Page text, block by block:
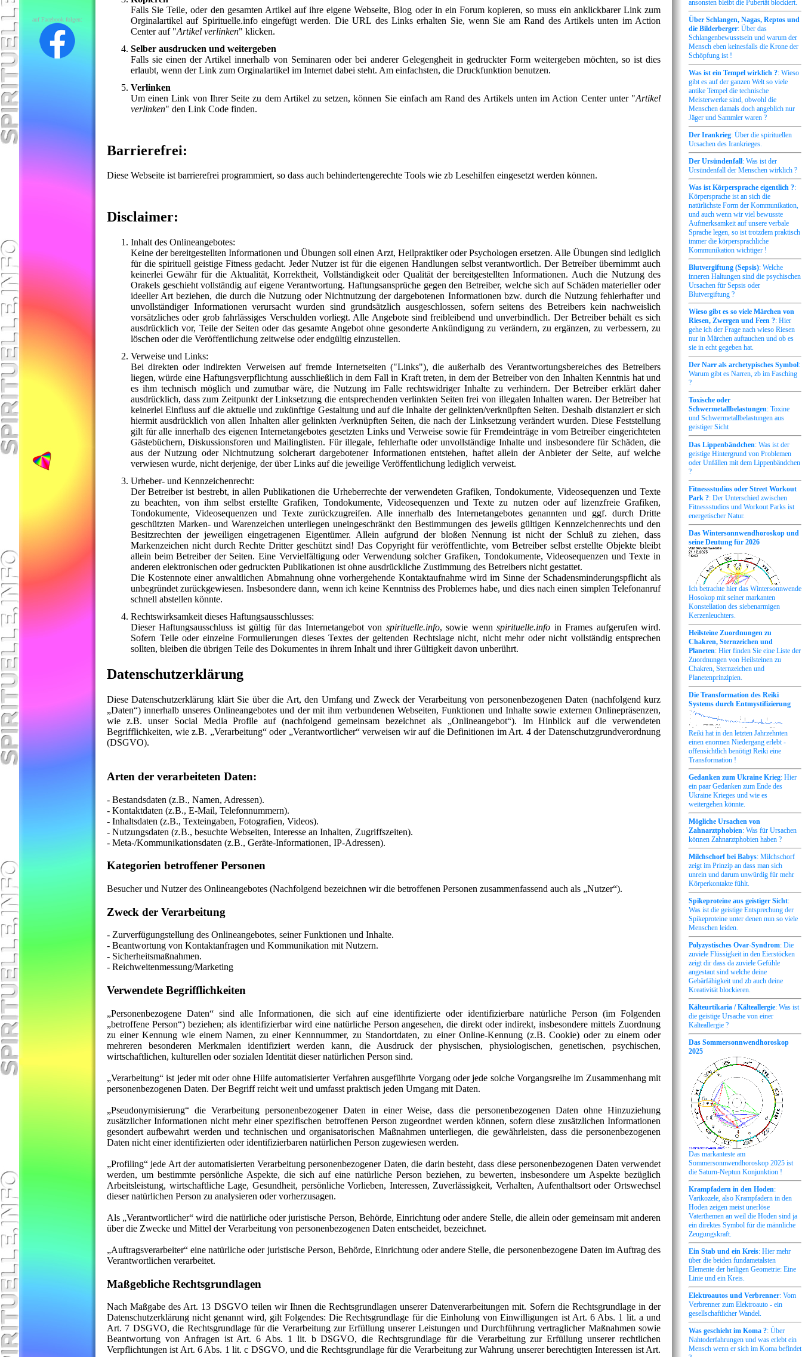
auf Facebook folgen:
Falls Sie Teile, oder den gesamten Artikel auf ihre eigene Webseite, Blog oder in ein Forum kopieren, so muss ein anklickbarer Link zum
Orginalartikel auf Spirituelle.info eingefügt werden. Die URL des Links erhalten Sie, wenn Sie am Rand des Artikels unten im Action
Center auf "Artikel verlinken" klicken.
Selber ausdrucken und weitergeben
Falls sie einen der Artikel innerhalb von Seminaren oder bei anderer Gelegengheit in gedruckter Form weitergeben möchten, so ist dies
erlaubt, wenn der Link zum Orginalartikel im Internet dabei steht. Am einfachsten, die Druckfunktion benutzen.
Verlinken
Um einen Link von Ihrer Seite zu dem Artikel zu setzen, können Sie einfach am Rand des Artikels unten im Action Center unter "Artikel
verlinken" den Link Code finden.
Barrierefrei:
Diese Webseite ist barrierefrei programmiert, so dass auch behindertengerechte Tools wie zb Lesehilfen eingesetzt werden können.
Disclaimer:
Inhalt des Onlineangebotes:
Keine der bereitgestellten Informationen und Übungen soll einen Arzt, Heilpraktiker oder Psychologen ersetzen. Alle Übungen sind lediglich
für die spirituell geistige Fitness gedacht. Jeder Nutzer ist für die eigenen Handlungen selbst verantwortlich. Der Betreiber übernimmt auch
keinerlei Gewähr für die Aktualität, Korrektheit, Vollständigkeit oder Qualität der bereitgestellten Informationen. Auch die Nutzung des
Orakels geschieht vollständig auf eigene Verantwortung. Haftungsansprüche gegen den Betreiber, welche sich auf Schäden materieller oder
ideeller Art beziehen, die durch die Nutzung oder Nichtnutzung der dargebotenen Informationen bzw. durch die Nutzung fehlerhafter und
unvollständiger Informationen verursacht wurden sind grundsätzlich ausgeschlossen, sofern seitens des Betreibers kein nachweislich
vorsätzliches oder grob fahrlässiges Verschulden vorliegt. Alle Angebote sind freibleibend und unverbindlich. Der Betreiber behält es sich
ausdrücklich vor, Teile der Seiten oder das gesamte Angebot ohne gesonderte Ankündigung zu verändern, zu ergänzen, zu verbessern, zu
löschen oder die Veröffentlichung zeitweise oder endgültig einzustellen.
Verweise und Links:
Bei direkten oder indirekten Verweisen auf fremde Internetseiten ("Links"), die außerhalb des Verantwortungsbereiches des Betreibers
liegen, würde eine Haftungsverpflichtung ausschließlich in dem Fall in Kraft treten, in dem der Betreiber von den Inhalten Kenntnis hat und
es ihm technisch möglich und zumutbar wäre, die Nutzung im Falle rechtswidriger Inhalte zu verhindern. Der Betreiber erklärt daher
ausdrücklich, dass zum Zeitpunkt der Linksetzung die entsprechenden verlinkten Seiten frei von illegalen Inhalten waren. Der Betreiber hat
keinerlei Einfluss auf die aktuelle und zukünftige Gestaltung und auf die Inhalte der gelinkten/verknüpften Seiten. Deshalb distanziert er sich
hiermit ausdrücklich von allen Inhalten aller gelinkten /verknüpften Seiten, die nach der Linksetzung verändert wurden. Diese Feststellung
gilt für alle innerhalb des eigenen Internetangebotes gesetzten Links und Verweise sowie für Fremdeinträge in vom Betreiber eingerichteten
Gästebüchern, Diskussionsforen und Mailinglisten. Für illegale, fehlerhafte oder unvollständige Inhalte und insbesondere für Schäden, die
aus der Nutzung oder Nichtnutzung solcherart dargebotener Informationen entstehen, haftet allein der Anbieter der Seite, auf welche
verwiesen wurde, nicht derjenige, der über Links auf die jeweilige Veröffentlichung lediglich verweist.
Urheber- und Kennzeichenrecht:
Der Betreiber ist bestrebt, in allen Publikationen die Urheberrechte der verwendeten Grafiken, Tondokumente, Videosequenzen und Texte
zu beachten, von ihm selbst erstellte Grafiken, Tondokumente, Videosequenzen und Texte zu nutzen oder auf lizenzfreie Grafiken,
Tondokumente, Videosequenzen und Texte zurückzugreifen. Alle innerhalb des Internetangebotes genannten und ggf. durch Dritte
geschützten Marken- und Warenzeichen unterliegen uneingeschränkt den Bestimmungen des jeweils gültigen Kennzeichenrechts und den
Besitzrechten der jeweiligen eingetragenen Eigentümer. Allein aufgrund der bloßen Nennung ist nicht der Schluß zu ziehen, dass
Markenzeichen nicht durch Rechte Dritter geschützt sind! Das Copyright für veröffentlichte, vom Betreiber selbst erstellte Objekte bleibt
allein beim Betreiber der Seiten. Eine Vervielfältigung oder Verwendung solcher Grafiken, Tondokumente, Videosequenzen und Texte in
anderen elektronischen oder gedruckten Publikationen ist ohne ausdrückliche Zustimmung des Betreibers nicht gestattet.
Die Kostennote einer anwaltlichen Abmahnung ohne vorhergehende Kontaktaufnahme wird im Sinne der Schadensminderungspflicht als
unbegründet zurückgewiesen. Insbesondere dann, wenn ich keine Kenntniss des Problemes habe, und dies nach einen simplen Telefonanruf
schnell abstellen könnte.
Rechtswirksamkeit dieses Haftungsausschlusses:
Dieser Haftungsausschluss ist gültig für das Internetangebot von spirituelle.info, sowie wennspirituelle.info in Frames aufgerufen wird.
Sofern Teile oder einzelne Formulierungen dieses Textes der geltenden Rechtslage nicht, nicht mehr oder nicht vollständig entsprechen
sollten, bleiben die übrigen Teile des Dokumentes in ihrem Inhalt und ihrer Gültigkeit davon unberührt.
Datenschutzerklärung
Diese Datenschutzerklärung klärt Sie über die Art, den Umfang und Zweck der Verarbeitung von personenbezogenen Daten (nachfolgend kurz
„Daten“) innerhalb unseres Onlineangebotes und der mit ihm verbundenen Webseiten, Funktionen und Inhalte sowie externen Onlinepräsenzen,
wie z.B. unser Social Media Profile auf (nachfolgend gemeinsam bezeichnet als „Onlineangebot“). Im Hinblick auf die verwendeten
Begrifflichkeiten, wie z.B. „Verarbeitung“ oder „Verantwortlicher“ verweisen wir auf die Definitionen im Art. 4 der Datenschutzgrundverordnung
(DSGVO).
Arten der verarbeiteten Daten:
- Bestandsdaten (z.B., Namen, Adressen).
- Kontaktdaten (z.B., E-Mail, Telefonnummern).
- Inhaltsdaten (z.B., Texteingaben, Fotografien, Videos).
- Nutzungsdaten (z.B., besuchte Webseiten, Interesse an Inhalten, Zugriffszeiten).
- Meta-/Kommunikationsdaten (z.B., Geräte-Informationen, IP-Adressen).
Kategorien betroffener Personen
Besucher und Nutzer des Onlineangebotes (Nachfolgend bezeichnen wir die betroffenen Personen zusammenfassend auch als „Nutzer“).
Zweck der Verarbeitung
- Zurverfügungstellung des Onlineangebotes, seiner Funktionen und Inhalte.
- Beantwortung von Kontaktanfragen und Kommunikation mit Nutzern.
- Sicherheitsmaßnahmen.
- Reichweitenmessung/Marketing
Verwendete Begrifflichkeiten
„Personenbezogene Daten“ sind alle Informationen, die sich auf eine identifizierte oder identifizierbare natürliche Person (im Folgenden
„betroffene Person“) beziehen; als identifizierbar wird eine natürliche Person angesehen, die direkt oder indirekt, insbesondere mittels Zuordnung
zu einer Kennung wie einem Namen, zu einer Kennnummer, zu Standortdaten, zu einer Online-Kennung (z.B. Cookie) oder zu einem oder
mehreren besonderen Merkmalen identifiziert werden kann, die Ausdruck der physischen, physiologischen, genetischen, psychischen,
wirtschaftlichen, kulturellen oder sozialen Identität dieser natürlichen Person sind.
„Verarbeitung“ ist jeder mit oder ohne Hilfe automatisierter Verfahren ausgeführte Vorgang oder jede solche Vorgangsreihe im Zusammenhang mit
personenbezogenen Daten. Der Begriff reicht weit und umfasst praktisch jeden Umgang mit Daten.
„Pseudonymisierung“ die Verarbeitung personenbezogener Daten in einer Weise, dass die personenbezogenen Daten ohne Hinzuziehung
zusätzlicher Informationen nicht mehr einer spezifischen betroffenen Person zugeordnet werden können, sofern diese zusätzlichen Informationen
gesondert aufbewahrt werden und technischen und organisatorischen Maßnahmen unterliegen, die gewährleisten, dass die personenbezogenen
Daten nicht einer identifizierten oder identifizierbaren natürlichen Person zugewiesen werden.
„Profiling“ jede Art der automatisierten Verarbeitung personenbezogener Daten, die darin besteht, dass diese personenbezogenen Daten verwendet
werden, um bestimmte persönliche Aspekte, die sich auf eine natürliche Person beziehen, zu bewerten, insbesondere um Aspekte bezüglich
Arbeitsleistung, wirtschaftliche Lage, Gesundheit, persönliche Vorlieben, Interessen, Zuverlässigkeit, Verhalten, Aufenthaltsort oder Ortswechsel
dieser natürlichen Person zu analysieren oder vorherzusagen.
Als „Verantwortlicher“ wird die natürliche oder juristische Person, Behörde, Einrichtung oder andere Stelle, die allein oder gemeinsam mit anderen
über die Zwecke und Mittel der Verarbeitung von personenbezogenen Daten entscheidet, bezeichnet.
„Auftragsverarbeiter“ eine natürliche oder juristische Person, Behörde, Einrichtung oder andere Stelle, die personenbezogene Daten im Auftrag des
Verantwortlichen verarbeitet.
Maßgebliche Rechtsgrundlagen
Nach Maßgabe des Art. 13 DSGVO teilen wir Ihnen die Rechtsgrundlagen unserer Datenverarbeitungen mit. Sofern die Rechtsgrundlage in der
Datenschutzerklärung nicht genannt wird, gilt Folgendes: Die Rechtsgrundlage für die Einholung von Einwilligungen ist Art. 6 Abs. 1 lit. a und
Art. 7 DSGVO, die Rechtsgrundlage für die Verarbeitung zur Erfüllung unserer Leistungen und Durchführung vertraglicher Maßnahmen sowie
Beantwortung von Anfragen ist Art. 6 Abs. 1 lit. b DSGVO, die Rechtsgrundlage für die Verarbeitung zur Erfüllung unserer rechtlichen
Verpflichtungen ist Art. 6 Abs. 1 lit. c DSGVO, und die Rechtsgrundlage für die Verarbeitung zur Wahrung unserer berechtigten Interessen ist Art.
ansonsten bleibt die Pubertät blockiert.
Über Schlangen, Nagas, Reptos und
die Bilderberger: Über das
Schlangenbewusstsein und warum der
Mensch eben keinesfalls die Krone der
Schöpfung ist !
Was ist ein Tempel wirklich ?: Wieso
gibt es auf der ganzen Welt so viele
antike Tempel die technische
Meisterwerke sind, obwohl die
Menschen damals doch angeblich nur
Jäger und Sammler waren ?
Der Irankrieg: Über die spirituellen
Ursachen des Irankrieges.
Der Ursündenfall: Was ist der
Ursündenfall der Menschen wirklich ?
Was ist Körpersprache eigentlich ?:
Körpersprache ist an sich die
natürlichste Form der Kommunikation,
und auch wenn wir viel bewusste
Aufmerksamkeit auf unsere verbale
Sprache legen, so ist trotzdem praktisch
immer die körpersprachliche
Kommunikation wichtiger !
Blutvergiftung (Sepsis): Welche
inneren Haltungen sind die psychischen
Ursachen für Sepsis oder
Blutvergiftung ?
Wieso gibt es so viele Märchen von
Riesen, Zwergen und Feen ?: Hier
gehe ich der Frage nach wieso Riesen
nur in Märchen auftauchen und ob es
sie in echt gegeben hat.
Der Narr als archetypisches Symbol:
Warum gibt es Narren, zb im Fasching
?
Toxische oder
Schwermetallbelastungen: Toxine
und Schwermetallbelastungen aus
geistiger Sicht
Das Lippenbändchen: Was ist der
geistige Hintergrund von Problemen
oder Unfällen mit dem Lippenbändchen
?
Fitnessstudios oder Street Workout
Park ?: Der Unterschied zwischen
Fitnessstudios und Workout Parks ist
energetischer Natur.
Das Wintersonnwendhoroskop und
seine Deutung für 2026
Ich betrachte hier das Wintersonnwende
Hosokop mit seiner markanten
Konstellation des siebenarmigen
Kerzenleuchters.
Heilsteine Zuordnungen zu
Chakren, Sternzeichen und
Planeten: Hier finden Sie eine Liste der
Zuordnungen von Heilsteinen zu
Chakren, Sternzeichen und
Planetenprinzipien.
Die Transformation des Reiki
Systems durch Entmystifizierung
Reiki hat in den letzten Jahrzehnten
einen enormen Niedergang erlebt -
offensichtlich benötigt Reiki eine
Transformation !
Gedanken zum Ukraine Krieg: Hier
ein paar Gedanken zum Ende des
Ukraine Krieges und wie es
weitergehen könnte.
Mögliche Ursachen von
Zahnarztphobien: Was für Ursachen
können Zahnarztphobien haben ?
Milchschorf bei Babys: Milchschorf
zeigt im Prinzip an dass man sich
unrein und darum unwürdig für mehr
Körperkontakte fühlt.
Spikeproteine aus geistiger Sicht:
Was ist die geistige Entsprechung der
Spikeproteine unter denen nun so viele
Menschen leiden.
Polyzystisches Ovar-Syndrom: Die
zuviele Flüssigkeit in den Eierstöcken
zeigt dir dass da zuviele Gefühle
angestaut sind welche deine
Gebärfähigkeit und zb auch deine
Kreativität blockieren.
Kälteurtikaria / Kälteallergie: Was ist
die geistige Ursache von einer
Kälteallergie ?
Das Sommersonnwendhoroskop
2025
Das markanteste am
Sommersonnwendhoroskop 2025 ist
die Saturn-Neptun Konjunktion !
Krampfadern in den Hoden:
Varikozele, also Krampfadern in den
Hoden zeigen meist unerlöse
Vaterthemen an weil die Hoden sind ja
ein direktes Symbol für die männliche
Zeugungskraft.
Ein Stab und ein Kreis: Hier mehr
über die beiden fundametalsten
Elemente der heiligen Geometrie: Eine
Linie und ein Kreis.
Elektroautos und Verbrenner: Vom
Verbrenner zum Elektroauto - ein
gesellschaftlicher Wandel.
Was geschieht im Koma ?: Über
Nahtoderfahrungen und was erlebt ein
Mensch wenn er sich im Koma befindet